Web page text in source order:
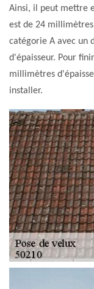
Ainsi, il peut mettre
est de 24
catégorie A avec un
d'épaisseur. Pour
millimètres
installer.